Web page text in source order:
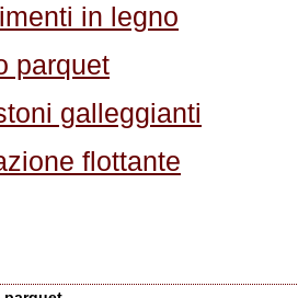
in legno
parquet
galleggianti
flottante